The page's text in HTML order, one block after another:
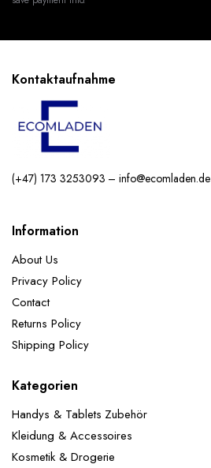
Kontaktaufnahme
(+47) 173 3253093 – info@ecomladen.de
Information
About Us
Privacy Policy
Contact
Returns Policy
Shipping Policy
Kategorien
Handys & Tablets Zubehör
Kleidung & Accessoires
Kosmetik & Drogerie